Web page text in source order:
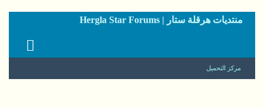
منتديات هرقلة ستار | Hergla Star Forums
مركز التحميل